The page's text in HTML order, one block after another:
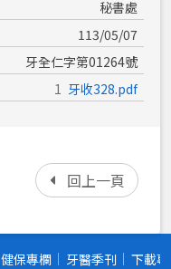
秘書處
113/05/07
牙全仁字第01264號
牙收328.pdf
回上一頁
健保專欄 牙醫季刊 下載